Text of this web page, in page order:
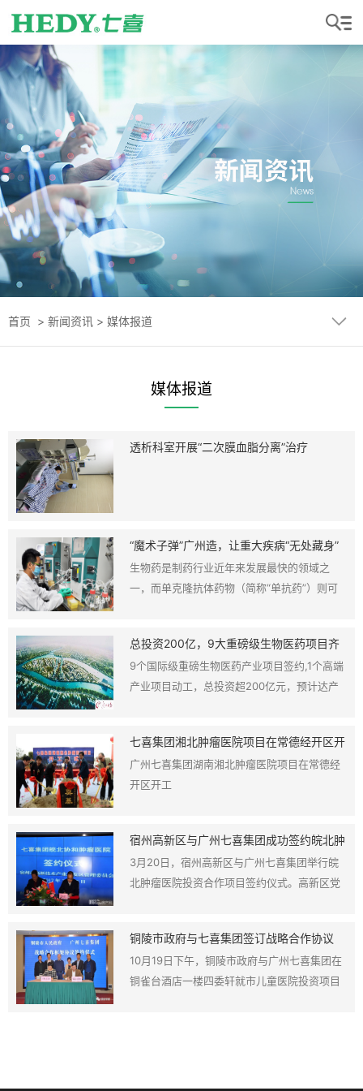
首页 > 新闻资讯 > 媒体报道
媒体报道
透析科室开展“二次膜血脂分离”治疗
“魔术子弹”广州造，让重大疾病“无处藏身”
生物药是制药行业近年来发展最快的领域之
一，而单克隆抗体药物（简称“单抗药”）则可
个。其中，销量最高的Humira（修美乐）2017
年销售额达到184.27亿美金。
总投资200亿，9大重磅级生物医药项目齐
签约广州！
9个国际级重磅生物医药产业项目签约,1个高端
产业项目动工，总投资超200亿元，预计达产
七喜集团湘北肿瘤医院项目在常德经开区开
工
广州七喜集团湖南湘北肿瘤医院项目在常德经
开区开工
宿州高新区与广州七喜集团成功签约皖北肿
瘤医院投资合作项目
3月20日，宿州高新区与广州七喜集团举行皖
北肿瘤医院投资合作项目签约仪式。高新区党
铜陵市政府与七喜集团签订战略合作协议
市卫计委招商引资获重大突破
10月19日下午，铜陵市政府与广州七喜集团在
铜雀台酒店一楼四委轩就市儿童医院投资项目